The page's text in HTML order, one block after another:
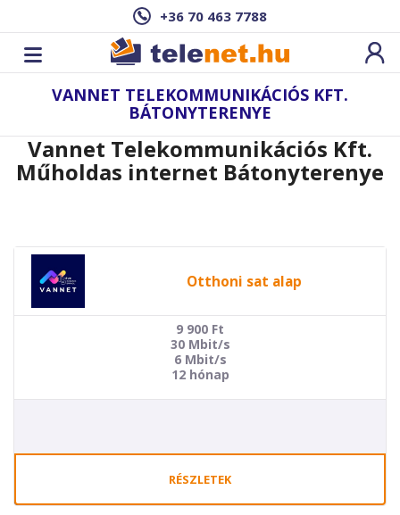
+36 70 463 7788
VANNET TELEKOMMUNIKÁCIÓS KFT.
BÁTONYTERENYE
Vannet Telekommunikációs Kft.
Műholdas internet Bátonyterenye
Otthoni sat alap
9 900 Ft
30 Mbit/s
6 Mbit/s
12 hónap
RÉSZLETEK